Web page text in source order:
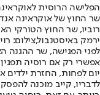
הפלישה הרוסית
שר החוץ של אוקראינה
רוביו, שר החוץ הטורקי
ירמק באיסטנבול,צילום:
לפני הפגישה, שר ההגנה
יום לפחות, החזרת ילדים
לדבריו, קייב מוכנה